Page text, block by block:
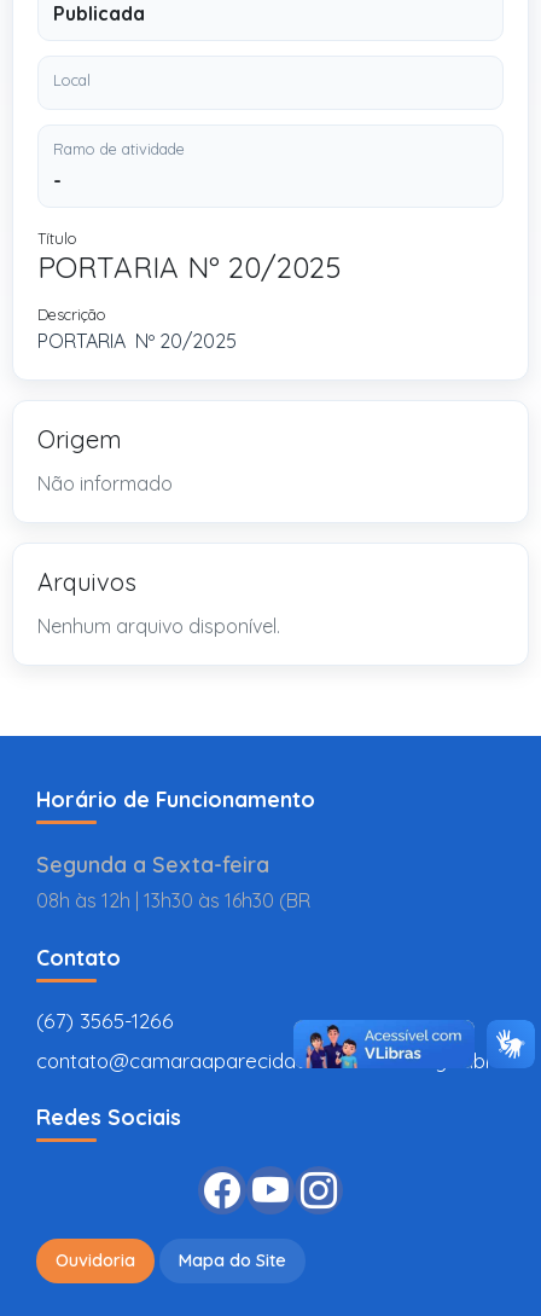
Publicada
Local
Ramo de atividade
-
Título
PORTARIA Nº 20/2025
Descrição
PORTARIA Nº 20/2025
Origem
Não informado
Arquivos
Nenhum arquivo disponível.
Horário de Funcionamento
Segunda a Sexta-feira
08h às 12h | 13h30 às 16h30 (BR
Contato
(67) 3565-1266
contato@camaraaparecidadotaboado.ms.gov.br
Redes Sociais
Ouvidoria Mapa do Site